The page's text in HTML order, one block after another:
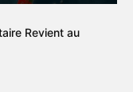
Revient au